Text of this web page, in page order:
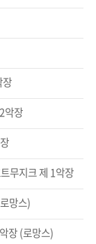
장
악장
무지크 제 1악장
망스)
장 (로망스)